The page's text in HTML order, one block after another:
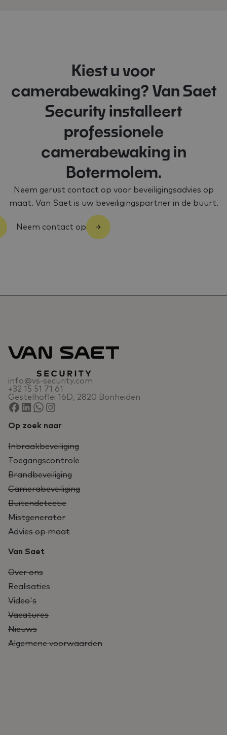
Kiest u voor
camerabewaking? Van Saet
Security installeert
professionele
camerabewaking in
Botermolem.
Neem gerust contact op voor beveiligingsadvies op
maat. Van Saet is uw beveiligingspartner in de buurt.
Neem contact op
info@vs-security.com
+32 15 51 71 61
Gestelhoflei 16D, 2820 Bonheiden
Op zoek naar
Inbraakbeveiliging
Toegangscontrole
Brandbeveiliging
Camerabeveiliging
Buitendetectie
Mistgenerator
Advies op maat
Van Saet
Over ons
Realisaties
Video's
Vacatures
Nieuws
Algemene voorwaarden